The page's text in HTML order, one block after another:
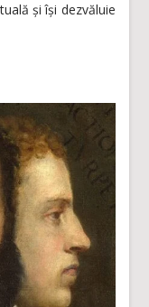
și își dezvăluie